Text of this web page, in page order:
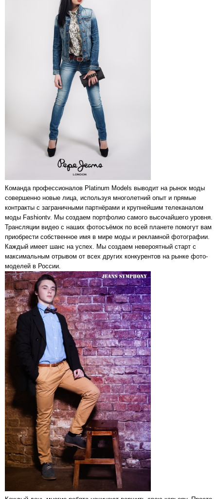
Команда профессионалов Platinum Models выводит на рынок моды
совершенно новые лица, используя многолетний опыт и прямые
контракты с заграничными партнёрами и крупнейшим телеканалом
моды Fashiontv. Мы создаем портфолио самого высочайшего уровня.
Трансляции видео с наших фотосъёмок по всей планете помогут вам
приобрести собственное имя в мире моды и рекламной фотографии.
Каждый имеет шанс на успех. Мы создаем невероятный старт с
максимальным отрывом от всех других конкурентов на рынке фото-
моделей в России.